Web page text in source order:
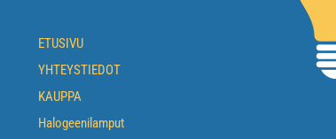
ETUSIVU
YHTEYSTIEDOT
KAUPPA
Halogeenilamput